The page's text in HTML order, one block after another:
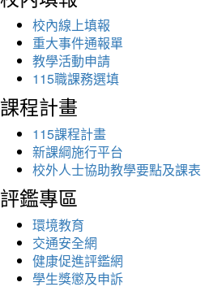
校內線上填報
重大事件通報單
教學活動申請
115職課務選填
課程計畫
115課程計畫
新課綱施行平台
校外人士協助教學要點及課表
評鑑專區
環境教育
交通安全網
健康促進評鑑網
學生獎懲及申訴